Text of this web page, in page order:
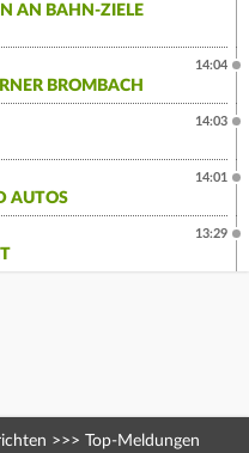
AN BAHN-ZIELE
BROMBACH
14:04
14:03
AUTOS
14:01
13:29
>>> Top-Meldungen